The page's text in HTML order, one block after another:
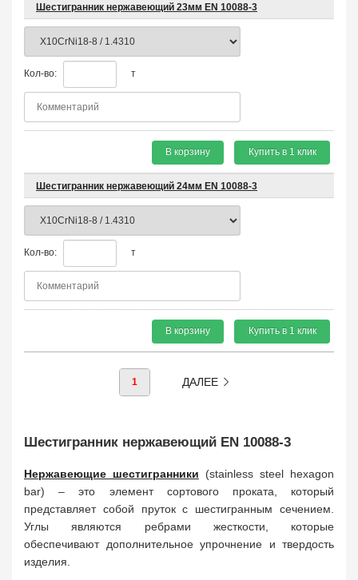
Шестигранник нержавеющий 23мм EN 10088-3
Кол-во: т
В корзину Купить в 1 клик
Шестигранник нержавеющий 24мм EN 10088-3
Кол-во: т
В корзину Купить в 1 клик
1 ДАЛЕЕ
Шестигранник нержавеющий EN 10088-3
Нержавеющие шестигранники (stainless steel hexagon
bar) – это элемент сортового проката, который
представляет собой пруток с шестигранным сечением.
Углы являются ребрами жесткости, которые
обеспечивают дополнительное упрочнение и твердость
изделия.